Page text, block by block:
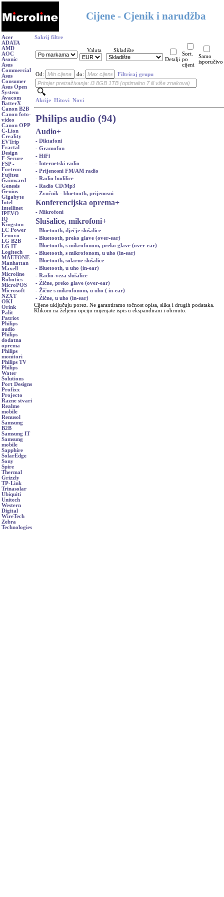
Cijene - Cjenik i narudžba
Acer
ADATA
AMD
AOC
Asonic
Asus
Commercial
Asus
Consumer
Asus Open
System
Avacom
BatterX
Canon B2B
Canon foto-
video
Canon OPP
C-Lion
Creality
EVTrip
Fractal
Design
F-Secure
FSP -
Fortron
Fujitsu
Gainward
Genesis
Genius
Gigabyte
Intel
Intellinet
IPEVO
IQ
Kingston
LC Power
Lenovo
LG B2B
LG IT
Logitech
MAETONE
Manhattan
Maxell
Microline
Robotics
MicroPOS
Microsoft
NZXT
OKI
Orink
Palit
Patriot
Philips
audio
Philips
dodatna
oprema
Philips
monitori
Philips TV
Philips
Water
Solutions
Port Designs
Profixx
Projecto
Razne stvari
Realme
mobile
Renusol
Samsung
B2B
Samsung IT
Samsung
mobile
Sapphire
SolarEdge
Sony
Spire
Thermal
Grizzly
TP-Link
Trinasolar
Ubiquiti
Unitech
Western
Digital
WireTech
Zebra
Technologies
Sakrij filtre
Valuta
Skladište
Detalji
Sort.
po
cijeni
Samo
isporučivo
Od: do: Filtriraj grupu
Akcije Hitovi Novi
Philips audio (94)
Audio+
- Diktafoni
- Gramofon
- HiFi
- Internetski radio
- Prijenosni FM/AM radio
- Radio budilice
- Radio CD/Mp3
- Zvučnik - bluetooth, prijenosni
Konferencijska oprema+
- Mikrofoni
Slušalice, mikrofoni+
- Bluetooth, dječje slušalice
- Bluetooth, preko glave (over-ear)
- Bluetooth, s mikrofonom, preko glave (over-ear)
- Bluetooth, s mikrofonom, u uho (in-ear)
- Bluetooth, solarne slušalice
- Bluetooth, u uho (in-ear)
- Radio-veza slušalice
- Žične, preko glave (over-ear)
- Žične s mikrofonom, u uho ( in-ear)
- Žične, u uho (in-ear)
Cijene uključuju porez. Ne garantiramo točnost opisa, slika i drugih podataka.
Klikom na željenu opciju mijenjate ispis u ekspandirani i obrnuto.